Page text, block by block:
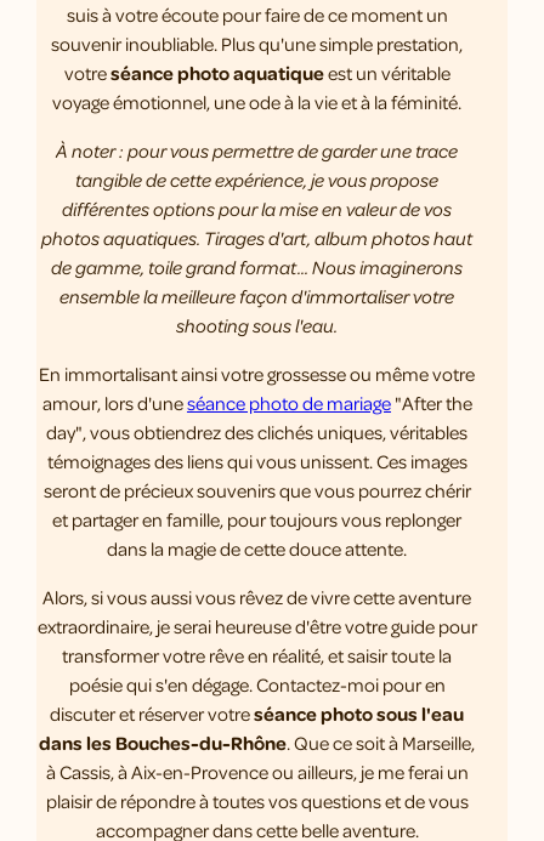
suis à votre écoute pour faire de ce moment un
souvenir inoubliable. Plus qu'une simple prestation,
votreséance photo aquatiqueest un véritable
voyage émotionnel, une ode à la vie et à la féminité.
À noter : pour vous permettre de garder une trace
tangible de cette expérience, je vous propose
différentes options pour la mise en valeur de vos
photos aquatiques. Tirages d'art, album photos haut
de gamme, toile grand format... Nous imaginerons
ensemble la meilleure façon d'immortaliser votre
shooting sous l'eau.
En immortalisant ainsi votre grossesse ou même votre
amour, lors d'uneséance photo de mariage"After the
day", vous obtiendrez des clichés uniques, véritables
témoignages des liens qui vous unissent. Ces images
seront de précieux souvenirs que vous pourrez chérir
et partager en famille, pour toujours vous replonger
dans la magie de cette douce attente.
Alors, si vous aussi vous rêvez de vivre cette aventure
extraordinaire, je serai heureuse d'être votre guide pour
transformer votre rêve en réalité, et saisir toute la
poésie qui s'en dégage. Contactez-moi pour en
discuter et réserver votreséance photo sous l'eau
dans les Bouches-du-Rhône. Que ce soit à Marseille,
à Cassis, à Aix-en-Provence ou ailleurs, je me ferai un
plaisir de répondre à toutes vos questions et de vous
accompagner dans cette belle aventure.